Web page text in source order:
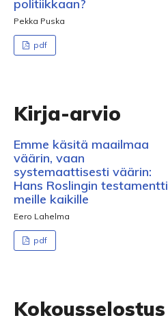
politiikkaan?
Pekka Puska
pdf
Kirja-arvio
Emme käsitä maailmaa
väärin, vaan
systemaattisesti väärin:
Hans Roslingin testamentti
meille kaikille
Eero Lahelma
pdf
Kokousselostus